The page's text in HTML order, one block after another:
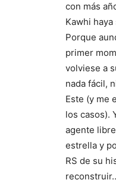
con más
Kawhi
Porque
primer
volviese a
nada fácil,
Este (y me
los casos).
agente
estrella y
RS de su